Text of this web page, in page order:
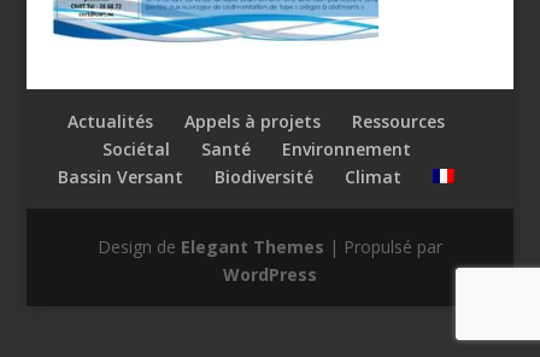
Actualités Appels à projets
Ressources
Sociétal
Santé
Environnement
Bassin Versant
Biodiversité Climat
Design de Elegant Themes | Propulsé par
WordPress